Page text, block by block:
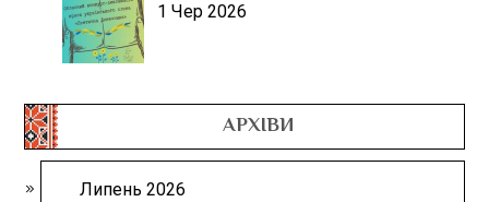
1 Чер 2026
АРХІВИ
Липень 2026